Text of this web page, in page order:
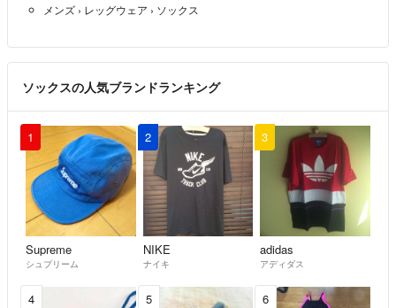
✉️おまとめご購入をご検討の方はメッセージにてお知らせくださいま
たくさんのお願いがございますが、良いご縁がありますように。。
メンズ › レッグウェア › ソックス
ソックスの人気ブランドランキング
1
Supreme
シュプリーム
2
NIKE
ナイキ
3
adidas
アディダス
4 5 6